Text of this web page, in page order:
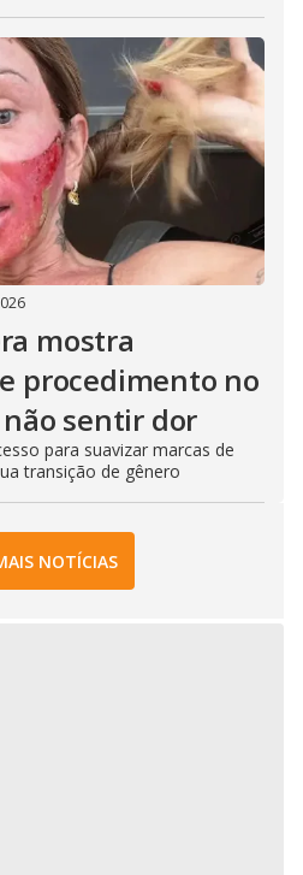
mostra
procedimento no
sentir dor
para suavizar marcas de
transição de gênero
NOTÍCIAS